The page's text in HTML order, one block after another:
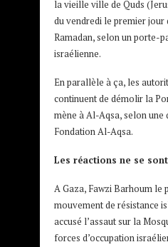
la vieille ville de Quds
du vendredi le premier jour
Ramadan, selon un porte-
israélienne.
En parallèle à ça, les
continuent de démolir la
mène à Al-Aqsa, selon une
Fondation Al-Aqsa.
Les réactions ne se
A Gaza, Fawzi Barhoum le
mouvement de résistance
accusé l’assaut sur la
forces d’occupation